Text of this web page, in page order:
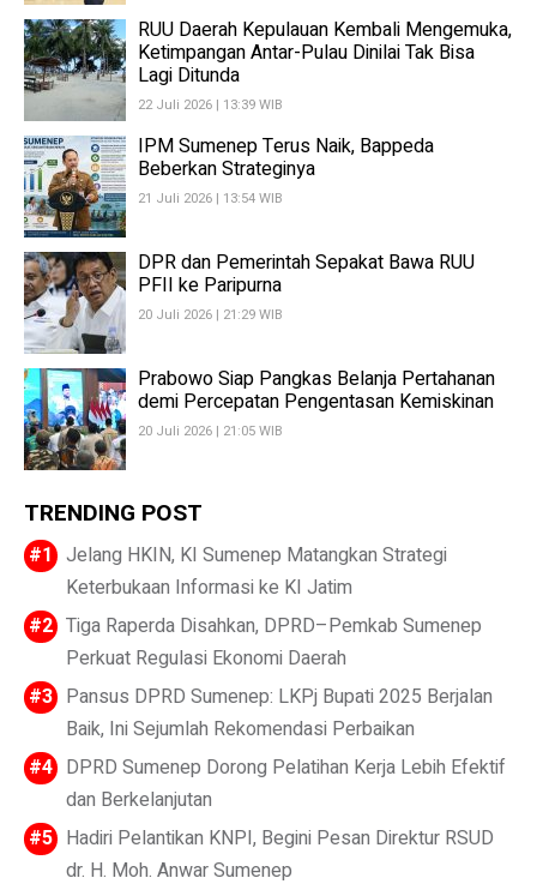
RUU Daerah Kepulauan Kembali Mengemuka,
Ketimpangan Antar-Pulau Dinilai Tak Bisa
Lagi Ditunda
22 Juli 2026 | 13:39 WIB
IPM Sumenep Terus Naik, Bappeda
Beberkan Strateginya
21 Juli 2026 | 13:54 WIB
DPR dan Pemerintah Sepakat Bawa RUU
PFII ke Paripurna
20 Juli 2026 | 21:29 WIB
Prabowo Siap Pangkas Belanja Pertahanan
demi Percepatan Pengentasan Kemiskinan
20 Juli 2026 | 21:05 WIB
TRENDING POST
Jelang HKIN, KI Sumenep Matangkan Strategi
Keterbukaan Informasi ke KI Jatim
Tiga Raperda Disahkan, DPRD–Pemkab Sumenep
Perkuat Regulasi Ekonomi Daerah
Pansus DPRD Sumenep: LKPj Bupati 2025 Berjalan
Baik, Ini Sejumlah Rekomendasi Perbaikan
DPRD Sumenep Dorong Pelatihan Kerja Lebih Efektif
dan Berkelanjutan
Hadiri Pelantikan KNPI, Begini Pesan Direktur RSUD
dr. H. Moh. Anwar Sumenep